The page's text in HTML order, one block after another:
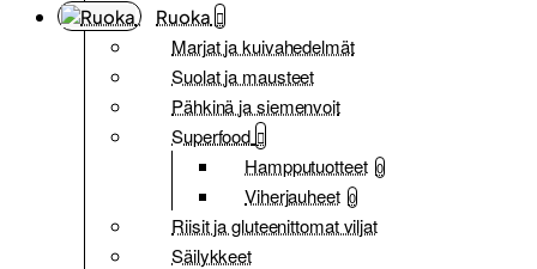
Ruoka
Marjat ja kuivahedelmät
Suolat ja mausteet
Pähkinä ja siemenvoit
Superfood
Hampputuotteet 0
Viherjauheet 0
Riisit ja gluteenittomat viljat
Säilykkeet